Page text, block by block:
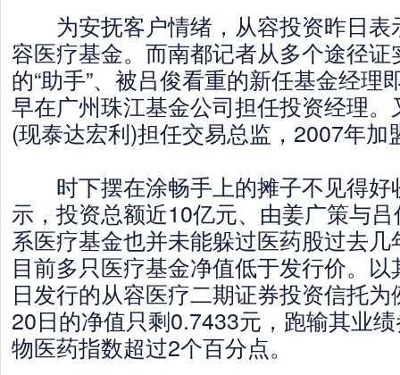
为安抚客户情绪，从容投资昨日表
容医疗基金。而南都记者从多个途径
的“助手”、被吕俊看重的新任基金经理
早在广州珠江基金公司担任投资经理
(现泰达宏利)担任交易总监，2007年加
时下摆在涂畅手上的摊子不见得好
示，投资总额近10亿元、由姜广策与
系医疗基金也并未能躲过医药股过去
目前多只医疗基金净值低于发行价。
日发行的从容医疗二期证券投资信托
20日的净值只剩0.7433元，跑输其业
物医药指数超过2个百分点。